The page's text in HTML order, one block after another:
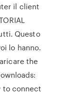
il client
Questo
lo hanno.
the
to connect